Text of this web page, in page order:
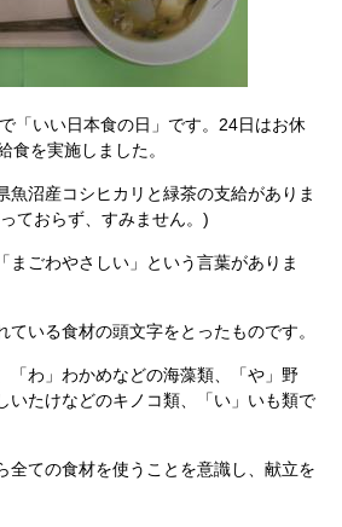
「いい日本食の日」です。24日はお休
食を実施しました。
魚沼産コシヒカリと緑茶の支給がありま
ておらず、すみません。)
まごわやさしい」という言葉がありま
ている食材の頭文字をとったものです。
「わ」わかめなどの海藻類、「や」野
いたけなどのキノコ類、「い」いも類で
全ての食材を使うことを意識し、献立を